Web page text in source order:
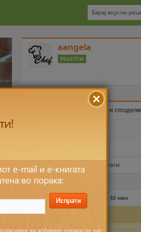
aangela
РЕЦЕПТИ
Биди вистински пријател и сподели
Рецептот е прочитан пати
Лесно 2 лица до 30 мин
Состојки